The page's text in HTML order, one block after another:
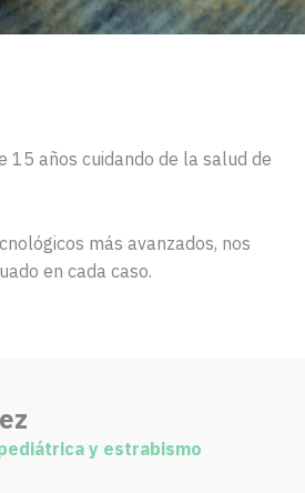
15 años cuidando de la salud de
más avanzados, nos
en cada caso.
y estrabismo